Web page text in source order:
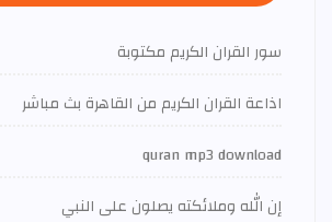
سور القران الكريم مكتوبة
اذاعة القران الكريم من القاهرة بث مباشر
quran mp3 download
إن الله وملائكته يصلون على النبي